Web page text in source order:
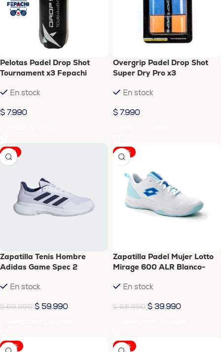
Pelotas Padel Drop Shot
Tournament x3 Fepachi
En stock
$ 7.990
Overgrip Padel Drop Shot
Super Dry Pro x3
En stock
$ 7.990
-14%
Zapatilla Tenis Hombre
Adidas Game Spec 2
En stock
$69.990 $ 59.990
-42%
Zapatilla Padel Mujer Lotto
Mirage 600 ALR Blanco-
En stock
$68.990 $ 39.990
-28% -35%